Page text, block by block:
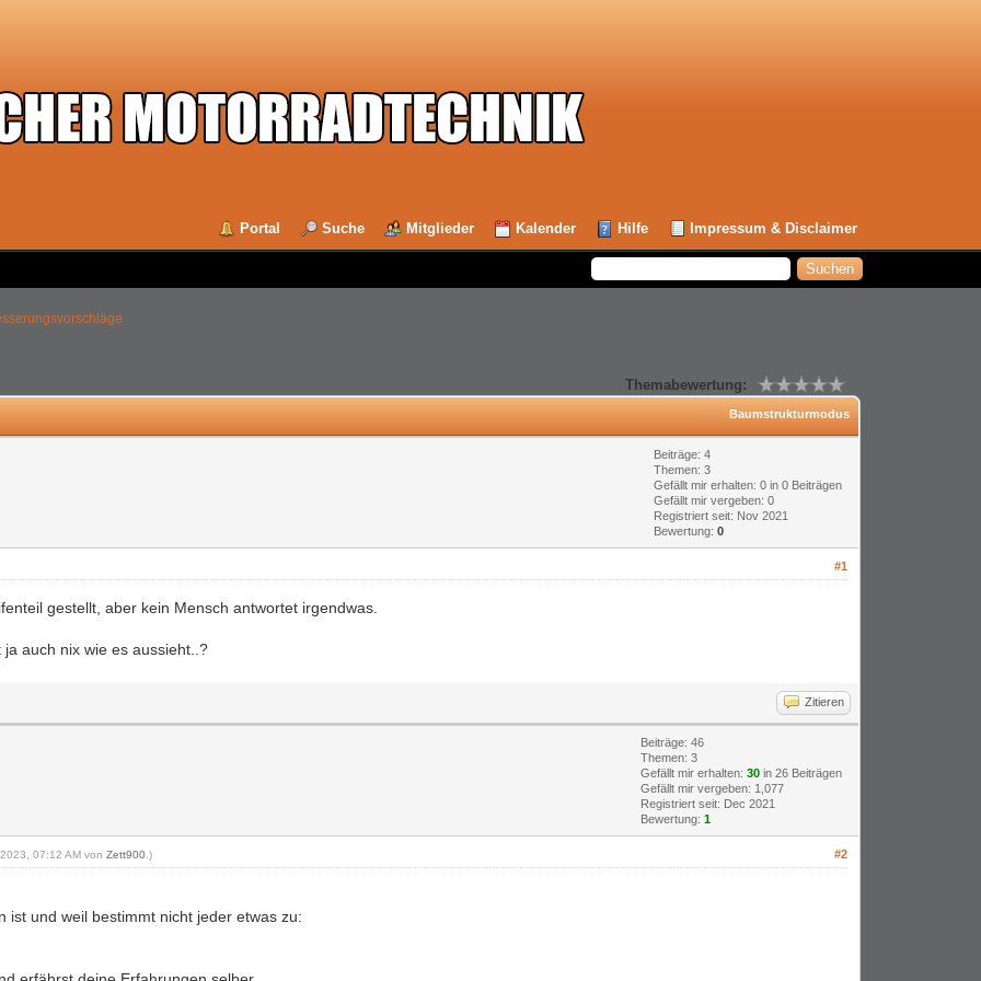
Portal Suche Mitglieder Kalender Hilfe Impressum & Disclaimer
Themabewertung:
Baumstrukturmodus
Beiträge: 4
Themen: 3
Gefällt mir erhalten:0 in 0 Beiträgen
Gefällt mir vergeben: 0
Registriert seit: Nov 2021
Bewertung:0
#1
gestellt, aber kein Mensch antwortet irgendwas.
auch nix wie es aussieht..?
Zitieren
Beiträge: 46
Themen: 3
Gefällt mir erhalten:30 in 26 Beiträgen
Gefällt mir vergeben: 1,077
Registriert seit: Dec 2021
Bewertung:1
#2
07:12 AM vonZett900 .)
ist und weil bestimmt nicht jeder etwas zu: